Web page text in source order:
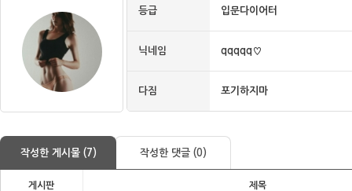
등급 입문다이어터
닉네임 qqqqq♡
다짐 포기하지마
작성한 게시물 (7) 작성한 댓글 (0)
게시판 제목